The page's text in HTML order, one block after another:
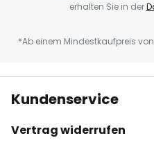
erhalten Sie in der
*Ab einem Mindestkaufpreis
Kundenservice
Vertrag widerrufen